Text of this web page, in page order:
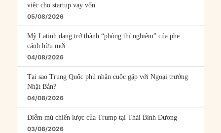
việc cho startup vay vốn
05/08/2026
Mỹ Latinh đang trở thành “phòng thí nghiệm” của phe
cánh hữu mới
04/08/2026
Tại sao Trung Quốc phủ nhận cuộc gặp với Ngoại trưởng
Nhật Bản?
04/08/2026
Điểm mù chiến lược của Trump tại Thái Bình Dương
03/08/2026